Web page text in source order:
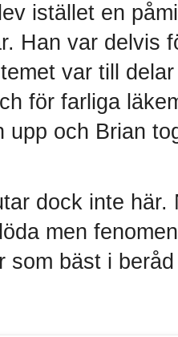
istället en
Han var delvis
var till
för farliga
upp och Brian
dock inte
men
som bäst i